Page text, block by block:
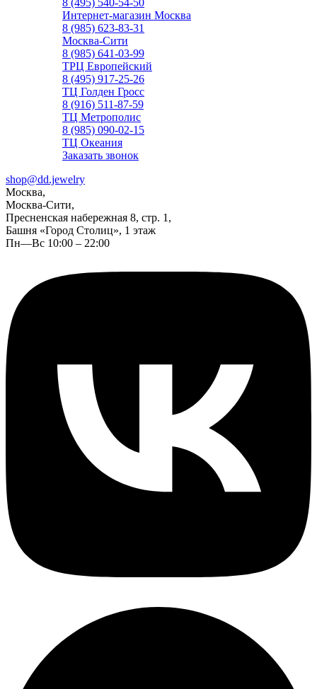
8 (495) 540-54-50
Интернет-магазин Москва
8 (985) 623-83-31
Москва-Сити
8 (985) 641-03-99
ТРЦ Европейский
8 (495) 917-25-26
ТЦ Голден Гросс
8 (916) 511-87-59
ТЦ Метрополис
8 (985) 090-02-15
ТЦ Океания
Заказать звонок
shop@dd.jewelry
Москва,
Москва-Сити,
Пресненская набережная 8, стр. 1,
Башня «Город Столиц», 1 этаж
Пн—Вс 10:00 – 22:00